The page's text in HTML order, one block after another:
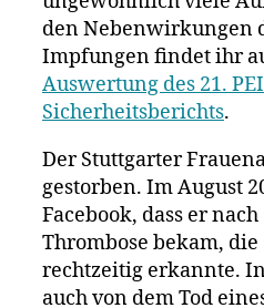
den Nebenwirkungen
Impfungen findet ihr
Auswertung des 21.
Sicherheitsberichts.
Der Stuttgarter
gestorben. Im August
Facebook, dass er
Thrombose bekam,
rechtzeitig erkannte.
auch von dem Tod